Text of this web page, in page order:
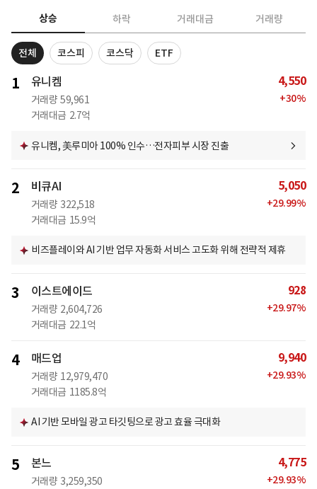
상승 하락 거래대금 거래량
전체 코스피 코스닥 ETF
1 유니켐
거래량 59,961
거래대금 2.7억
4,550
+30%
유니켐, 美루미아 100% 인수…전자피부 시장 진출
2 비큐AI
거래량 322,518
거래대금 15.9억
5,050
+29.99%
비즈플레이와 AI 기반 업무 자동화 서비스 고도화 위해 전략적 제휴
3 이스트에이드
거래량 2,604,726
거래대금 22.1억
928
+29.97%
4 매드업
거래량 12,979,470
거래대금 1185.8억
9,940
+29.93%
AI 기반 모바일 광고 타깃팅으로 광고 효율 극대화
5 본느
거래량 3,259,350
4,775
+29.93%